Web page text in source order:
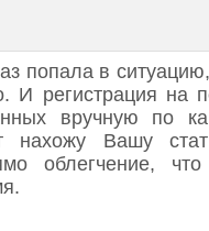
попала в
И регистрация на
вручную по
нахожу Вашу
облегчение,